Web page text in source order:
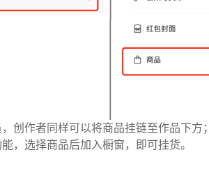
创作者同样可以将商品挂链至作品下方；
，选择商品后加入橱窗，即可挂货。